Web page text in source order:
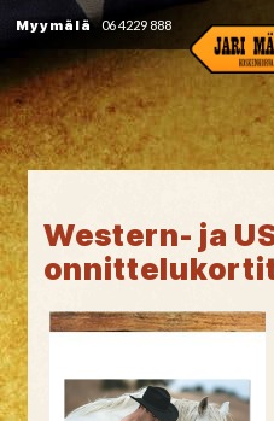
Myymälä 06 4229 888
Western- ja